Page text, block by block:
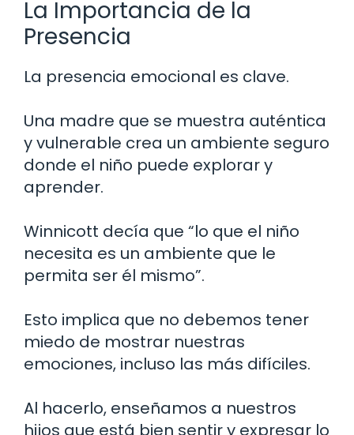
La Importancia de la
Presencia
La presencia emocional es clave.
Una madre que se muestra auténtica
y vulnerable crea un ambiente seguro
donde el niño puede explorar y
aprender.
Winnicott decía que “lo que el niño
necesita es un ambiente que le
permita ser él mismo”.
Esto implica que no debemos tener
miedo de mostrar nuestras
emociones, incluso las más difíciles.
Al hacerlo, enseñamos a nuestros
hijos que está bien sentir y expresar lo